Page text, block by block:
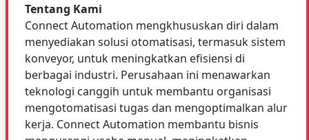
Tentang Kami
Connect Automation mengkhususkan diri dalam
menyediakan solusi otomatisasi, termasuk sistem
konveyor, untuk meningkatkan efisiensi di
berbagai industri. Perusahaan ini menawarkan
teknologi canggih untuk membantu organisasi
mengotomatisasi tugas dan mengoptimalkan alur
kerja. Connect Automation membantu bisnis